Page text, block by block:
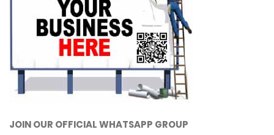
JOIN OUR OFFICIAL WHATSAPP GROUP